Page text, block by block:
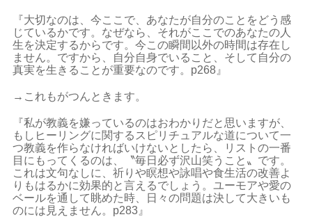
『大切なのは、今ここで、あなたが自分のことをどう感
じているかです。なぜなら、それがここでのあなたの人
生を決定するからです。今この瞬間以外の時間は存在し
ません。ですから、自分自身でいること、そして自分の
真実を生きることが重要なのです。p268』
→これもがつんときます。
『私が教義を嫌っているのはおわかりだと思いますが、
もしヒーリングに関するスピリチュアルな道について一
つ教義を作らなければいけないとしたら、リストの一番
目にもってくるのは、〝毎日必ず沢山笑うこと〟です。
これは文句なしに、祈りや瞑想や詠唱や食生活の改善よ
りもはるかに効果的と言えるでしょう。ユーモアや愛の
ベールを通して眺めた時、日々の問題は決して大きいも
のには見えません。p283』